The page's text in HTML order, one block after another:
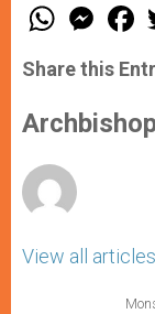
W
t
s
p
p
M
e
s
e
g
e
F
a
e
b
o
k
Share this
View all articles